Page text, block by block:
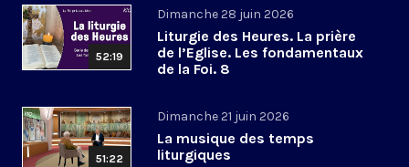
52:19
Dimanche 28 juin 2026
Liturgie des Heures. La prière
de l’Eglise. Les fondamentaux
de la Foi. 8
51:22
Dimanche 21 juin 2026
La musique des temps
liturgiques